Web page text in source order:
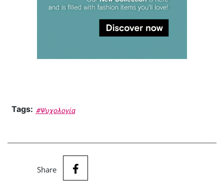
Tags: #Ψυχολογία
Share